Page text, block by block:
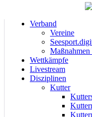
Verband
Vereine
Maßnahmen
Wettkämpfe
Livestream
Disziplinen
Kutter